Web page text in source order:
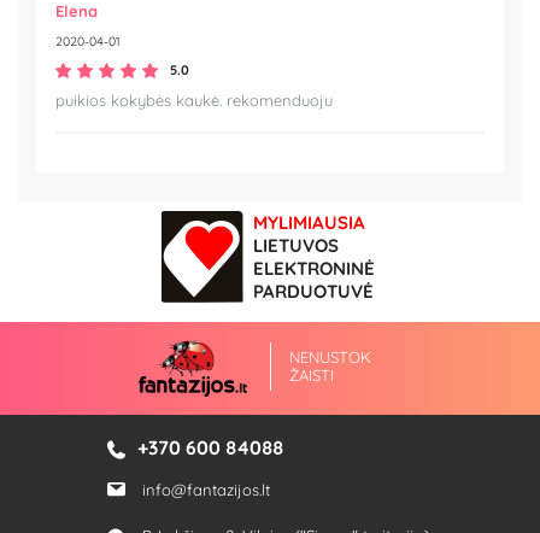
Elena
2020-04-01
5.0
puikios kokybės kaukė. rekomenduoju
MYLIMIAUSIA
LIETUVOS
ELEKTRONINĖ
PARDUOTUVĖ
NENUSTOK
ŽAISTI
+370 600 84088
info@fantazijos.lt